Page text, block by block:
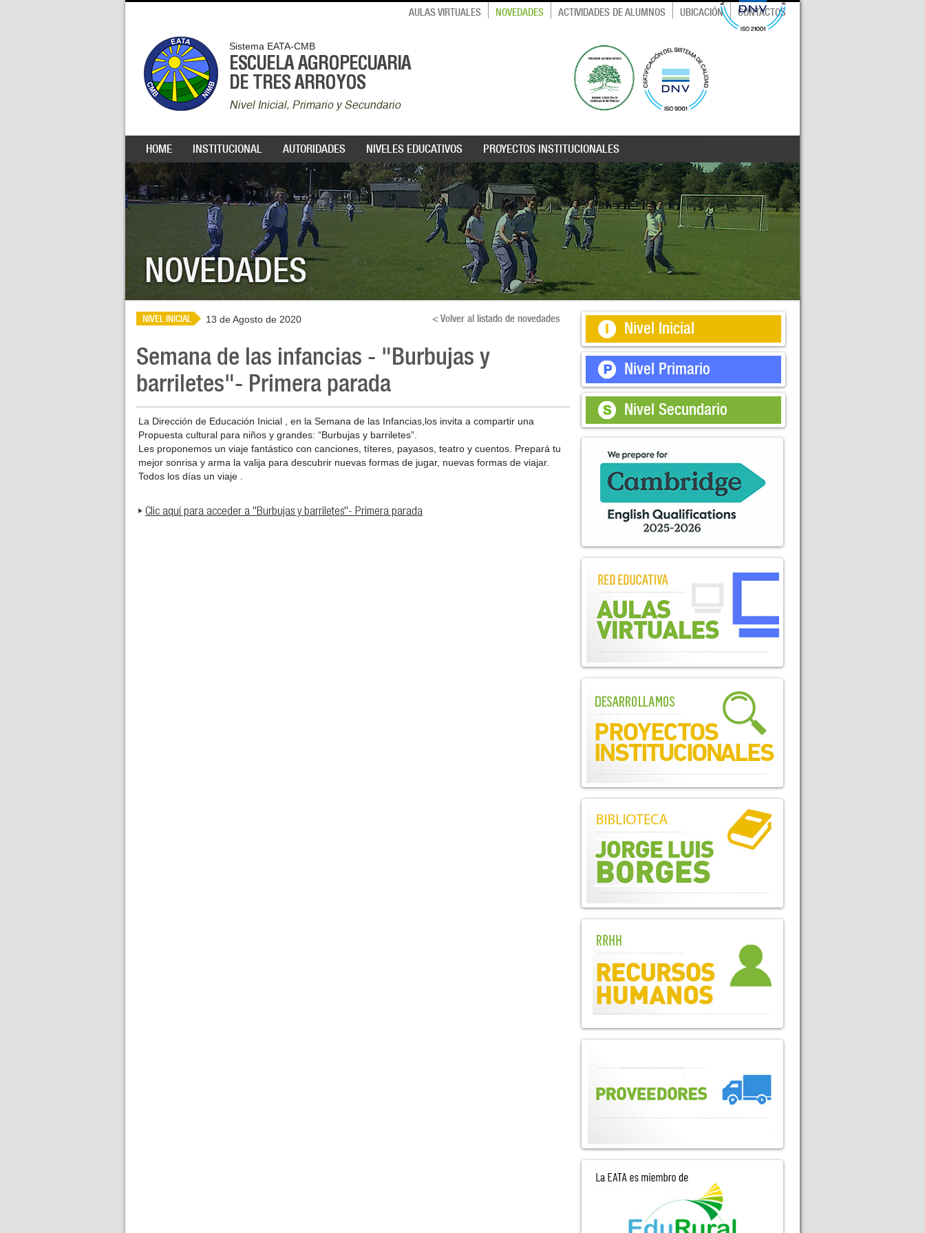
AULAS VIRTUALES NOVEDADES ACTIVIDADES DE ALUMNOS UBICACIÓN CONTACTOS
Sistema EATA-CMB
ESCUELA AGROPECUARIA
DE TRES ARROYOS
Nivel Inicial, Primario y Secundario
HOME INSTITUCIONAL AUTORIDADES NIVELES EDUCATIVOS PROYECTOS INSTITUCIONALES
NOVEDADES
NIVEL INICIAL 13 de Agosto de 2020 < Volver al listado de novedades
Semana de las infancias - "Burbujas y
barriletes"- Primera parada
La Dirección de Educación Inicial , en la Semana de las Infancias,los invita a compartir una
Propuesta cultural para niños y grandes: “Burbujas y barriletes”.
Les proponemos un viaje fantástico con canciones, títeres, payasos, teatro y cuentos. Prepará tu
mejor sonrisa y arma la valija para descubrir nuevas formas de jugar, nuevas formas de viajar.
Todos los días un viaje .
Clic aquí para acceder a "Burbujas y barriletes"- Primera parada
Nivel Inicial
Nivel Primario
Nivel Secundario